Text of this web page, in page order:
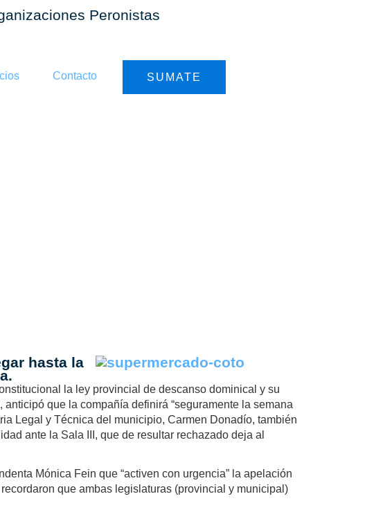
Peronistas
Contacto SUMATE
hasta la
la ley provincial de descanso dominical y su
que la compañía definirá “seguramente la semana
Legal y Técnica del municipio, Carmen Donadío, también
ante la Sala III, que de resultar rechazado deja al
Mónica Fein que “activen con urgencia” la apelación
que ambas legislaturas (provincial y municipal)